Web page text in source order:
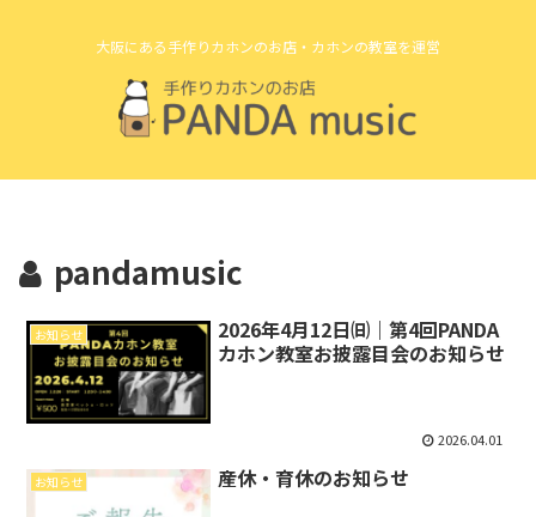
大阪にある手作りカホンのお店・カホンの教室を運営
pandamusic
お知らせ
2026年4月12日㈰｜第4回PANDA
カホン教室お披露目会のお知らせ
2026.04.01
お知らせ 産休・育休のお知らせ